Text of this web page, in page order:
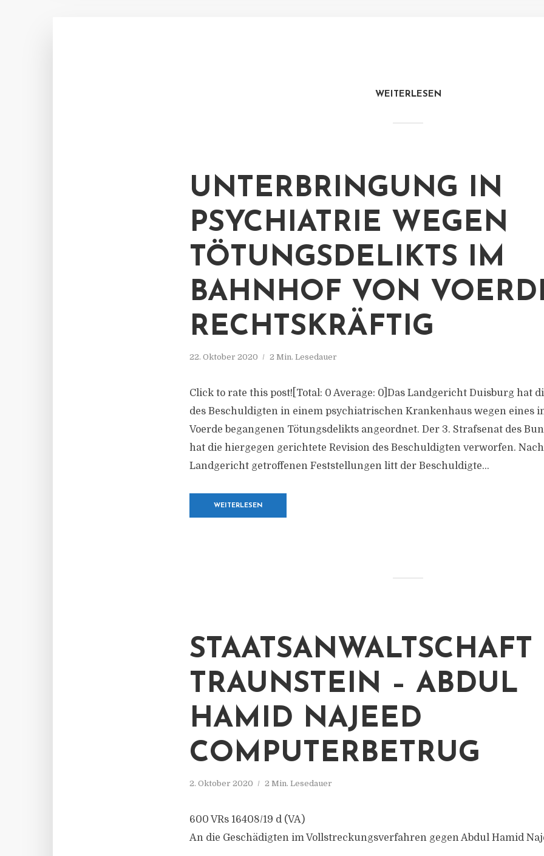
WEITERLESEN
UNTERBRINGUNG IN
PSYCHIATRIE WEGEN
TÖTUNGSDELIKTS IM
BAHNHOF VON
RECHTSKRÄFTIG
22. Oktober 2020 2 Min. Lesedauer
Click to rate this post![Total: 0 Average: 0]Das Landgericht Duisburg hat
des Beschuldigten in einem psychiatrischen Krankenhaus wegen eines
Voerde begangenen Tötungsdelikts angeordnet. Der 3. Strafsenat des
hat die hiergegen gerichtete Revision des Beschuldigten verworfen.
Landgericht getroffenen Feststellungen litt der Beschuldigte...
WEITERLESEN
STAATSANWALTSCHAFT
TRAUNSTEIN – ABDUL
HAMID NAJEED
COMPUTERBETRUG
2. Oktober 2020 2 Min. Lesedauer
600 VRs 16408/19 d (VA)
An die Geschädigten im Vollstreckungsverfahren gegen Abdul Hamid